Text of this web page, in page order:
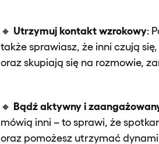
🔸 Utrzymuj kontakt wzrokowy:
także sprawiasz, że inni czują
oraz skupiają się na rozmowie,
🔸 Bądź aktywny i
mówią inni – to sprawi, że
oraz pomożesz utrzymać